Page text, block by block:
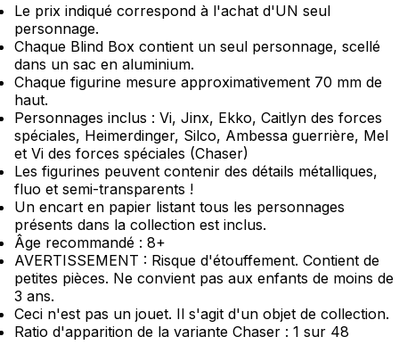
Le prix indiqué correspond à l'achat d'UN seul
personnage.
Chaque Blind Box contient un seul personnage, scellé
dans un sac en aluminium.
Chaque figurine mesure approximativement 70 mm de
haut.
Personnages inclus : Vi, Jinx, Ekko, Caitlyn des forces
spéciales, Heimerdinger, Silco, Ambessa guerrière, Mel
et Vi des forces spéciales (Chaser)
Les figurines peuvent contenir des détails métalliques,
fluo et semi-transparents !
Un encart en papier listant tous les personnages
présents dans la collection est inclus.
Âge recommandé : 8+
AVERTISSEMENT : Risque d'étouffement. Contient de
petites pièces. Ne convient pas aux enfants de moins de
3 ans.
Ceci n'est pas un jouet. Il s'agit d'un objet de collection.
Ratio d'apparition de la variante Chaser : 1 sur 48